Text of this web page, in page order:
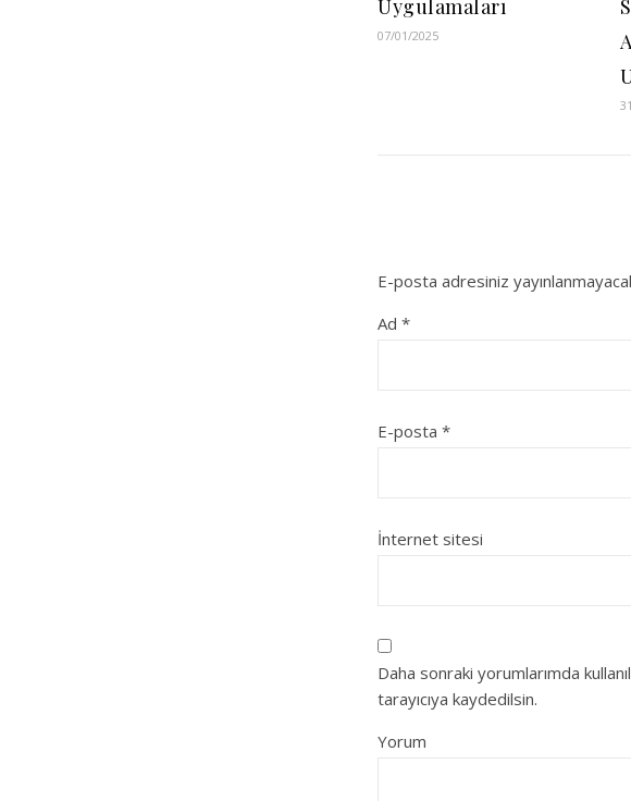
Uygulamaları
07/01/2025
E-posta adresiniz
Ad *
E-posta *
İnternet sitesi
Daha sonraki yorumlarımda
tarayıcıya kaydedilsin.
Yorum